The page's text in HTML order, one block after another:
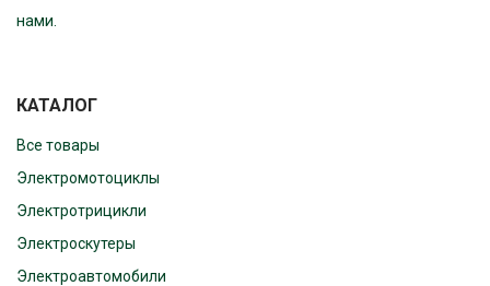
нами.
КАТАЛОГ
Все товары
Электромотоциклы
Электротрицикли
Электроскутеры
Электроавтомобили